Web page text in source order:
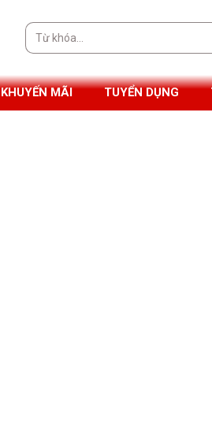
Tìm
kiếm:
KHUYẾN MÃI TUYỂN DỤNG